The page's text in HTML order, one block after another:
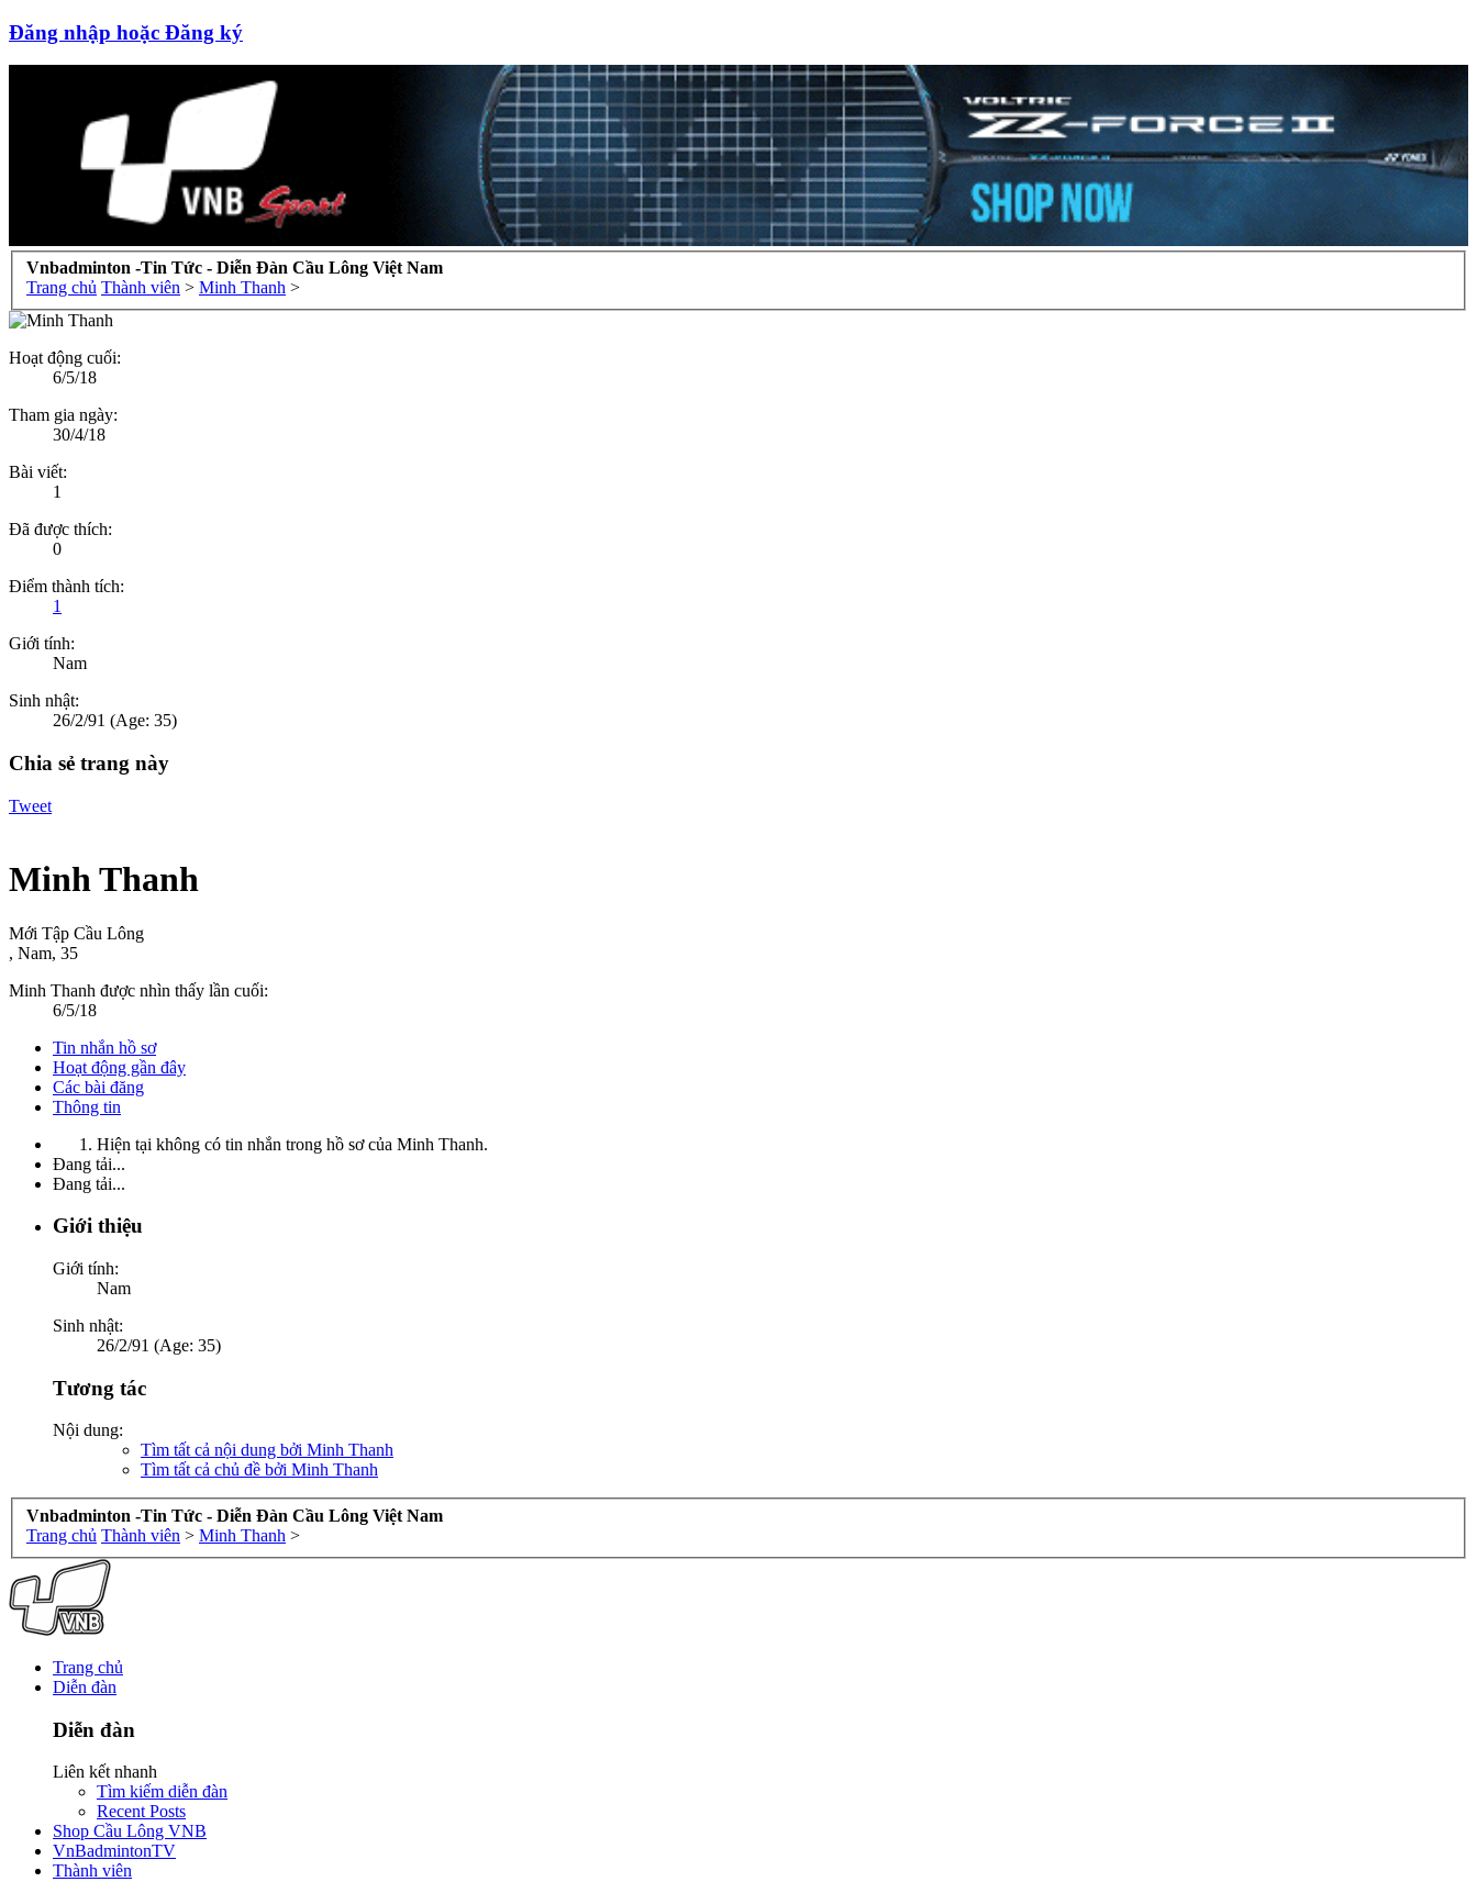
Đăng nhập hoặc Đăng ký
Vnbadminton -Tin Tức - Diễn Đàn Cầu Lông Việt Nam
Trang chủ Thành viên > Minh Thanh >
Hoạt động cuối:
6/5/18
Tham gia ngày:
30/4/18
Bài viết:
1
Đã được thích:
0
Điểm thành tích:
1
Giới tính:
Nam
Sinh nhật:
26/2/91 (Age: 35)
Chia sẻ trang này
Tweet
Minh Thanh
Mới Tập Cầu Lông
, Nam, 35
Minh Thanh được nhìn thấy lần cuối:
6/5/18
Tin nhắn hồ sơ
Hoạt động gần đây
Các bài đăng
Thông tin
Hiện tại không có tin nhắn trong hồ sơ của Minh Thanh.
Đang tải...
Đang tải...
Giới thiệu
Giới tính:
Nam
Sinh nhật:
26/2/91 (Age: 35)
Tương tác
Nội dung:
Tìm tất cả nội dung bởi Minh Thanh
Tìm tất cả chủ đề bởi Minh Thanh
Vnbadminton -Tin Tức - Diễn Đàn Cầu Lông Việt Nam
Trang chủ Thành viên > Minh Thanh >
Trang chủ
Diễn đàn
Diễn đàn
Liên kết nhanh
Tìm kiếm diễn đàn
Recent Posts
Shop Cầu Lông VNB
VnBadmintonTV
Thành viên